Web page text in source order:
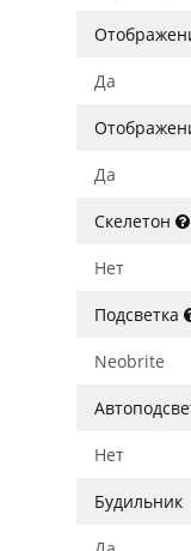
Да
Да
Скелетон
Нет
Подсветка
Neobrite
Нет
Будильник